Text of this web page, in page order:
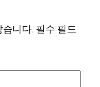
니다. 필수 필드